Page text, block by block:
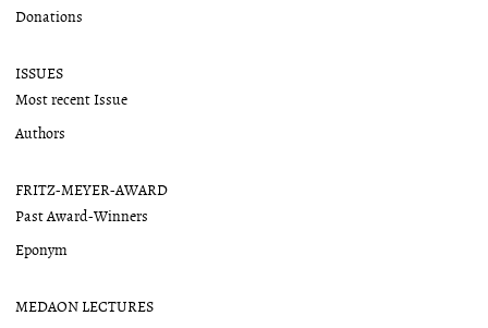
Donations
ISSUES
Most recent Issue
Authors
FRITZ-MEYER-AWARD
Past Award-Winners
Eponym
MEDAON LECTURES